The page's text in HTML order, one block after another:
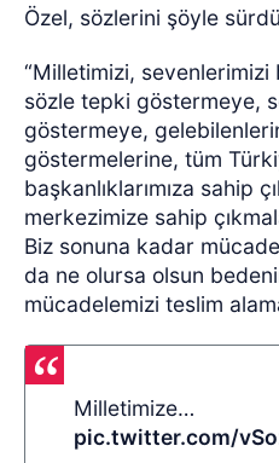
Özel, sözlerini şöyle
“Milletimizi,
sözle tepki göstermeye,
göstermeye,
göstermelerine, tüm
başkanlıklarımıza sahip
merkezimize sahip
Biz sonuna kadar
da ne olursa olsun
mücadelemizi teslim
Milletimize…
pic.twitter.com/